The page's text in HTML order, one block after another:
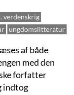
verdenskrig
ungdomslitteratur
af både
med den
forfatter
indtog